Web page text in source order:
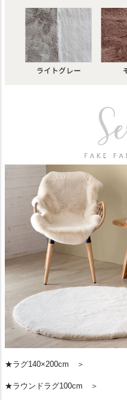
★ラグ140×200cm ＞
★ラウンドラグ100cm ＞